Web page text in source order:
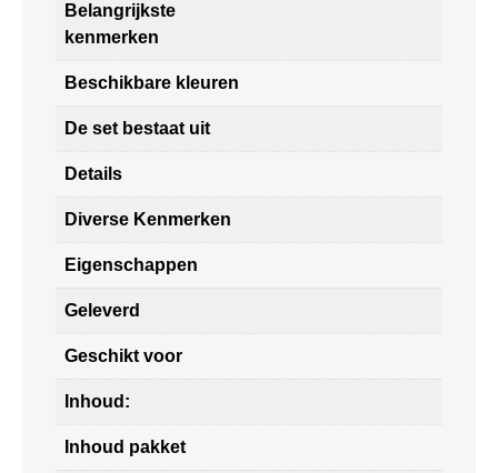
Belangrijkste
kenmerken
Beschikbare kleuren
De set bestaat uit
Details
Diverse Kenmerken
Eigenschappen
Geleverd
Geschikt voor
Inhoud:
Inhoud pakket